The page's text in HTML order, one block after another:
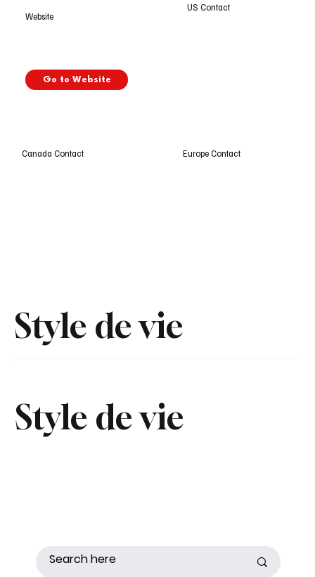
Style de vie
Website
Go to Website
US Contact
Canada Contact Europe Contact
Style de vie